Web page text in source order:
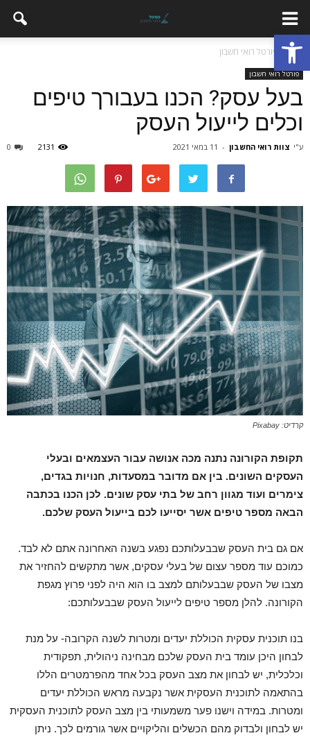
פתח סרגל נגישות
בית פורטל רואי חשבון
פורטל רואי חשבון
בעל עסק? הכנו בעבורך טיפים
וכלים לייעול העסק
ע"י צוות רואי החשבון - 11 במאי 2021 0 2131
קרדיט: Pixabay
תקופת הקורונה נתנה מכה אנושה עבור העצמאים ובעלי
העסקים השונים. בין אם מדובר במסעדות, חנויות בגדים,
צימרים ועוד מגוון רחב של בתי עסק שונים. לכן הכנו בכתבה
הבאה מספר טיפים אשר יסייעו לכם בייעול העסק שלכם.
אם גם בית העסק שבבעלותכם נפגע בשנה האחרונה אתם לא לבד.
כמוכם עוד מספר עצום של בעלי עסקים, אשר מתקשים להחזיר את
מצבו של העסק שבבעלותם למצב בו הוא היה לפני פרוץ מגפת
הקורונה. להלן מספר טיפים לייעול העסק שבבעלותכם:
בנו תוכנית עסקית הכוללת יעדים ומטרות לשנה הקרובה- על מנת
לבחון היכן עומד בית העסק שלכם מבחינה ניהולית, תפקודית
וכלכלית, יש לבחון את מצב העסק בכל אחד מהפרמטרים הללו
בהתאמה לתוכנית העסקית אשר נקבעה מראש הכוללת יעדים
ומטרות. במידה וישנו פער משמעותי בין מצב העסק לתוכנית העסקית
יש לבחון ולבדוק מהם הכשלים והליקויים אשר גורמים לכך. ניתן